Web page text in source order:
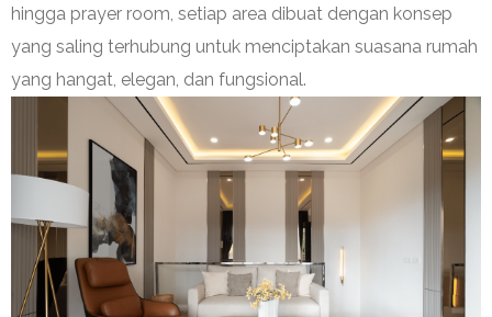
hingga prayer room, setiap area dibuat dengan konsep
yang saling terhubung untuk menciptakan suasana rumah
yang hangat, elegan, dan fungsional.